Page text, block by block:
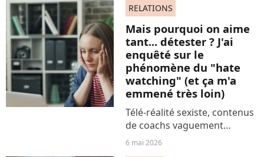
ils provoquent des
rencontres, hors drague,
hors date, hors relous, en...
RELATIONS
Mais pourquoi on aime
tant... détester ? J'ai
enquêté sur le
phénomène du "hate
watching" (et ça m'a
emmené très loin)
Télé-réalité sexiste, contenus
de coachs vaguement
mascus, comédies françaises
6 mai 2026